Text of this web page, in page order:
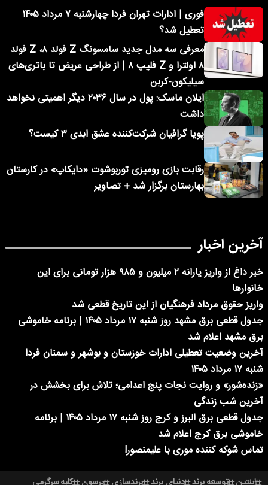
فوری | ادارات تهران فردا چهارشنبه ۷ مرداد ۱۴۰۵
تعطیل شد؟
معرفی سه مدل جدید سامسونگ Z فولد ۸، Z فولد
۸ اولترا و Z فلیپ ۸ | از طراحی عریض تا باتری‌های
سیلیکون-کربن
ایلان ماسک: پول در سال ۲۰۳۶ دیگر اهمیتی نخواهد
داشت
پویا گرافیان شرکت‌کننده عشق ابدی ۳ کیست؟
رقابت بازی رومیزی توربوشوت «دایکاپ» در کارستان
بهارستان برگزار شد + تصاویر
آخرین اخبار
خبر داغ از واریز یارانه ۲ میلیون و ۹۸۵ هزار تومانی برای این
خانوارها
واریز حقوق مرداد فرهنگیان از این تاریخ قطعی شد
جدول قطعی برق مشهد روز شنبه ۱۷ مرداد ۱۴۰۵ | برنامه خاموشی
برق مشهد اعلام شد
آخرین وضعیت تعطیلی ادارات خوزستان و بوشهر و سمنان فردا
شنبه ۱۷ مرداد ۱۴۰۵
«زنده‌شور» و روایت نجات پنج اعدامی؛ تلاش برای بخشش در
آخرین شب زندگی
جدول قطعی برق البرز و کرج روز شنبه ۱۷ مرداد ۱۴۰۵ | برنامه
خاموشی برق کرج اعلام شد
تماس شوکه کننده موری با علیمنصور!